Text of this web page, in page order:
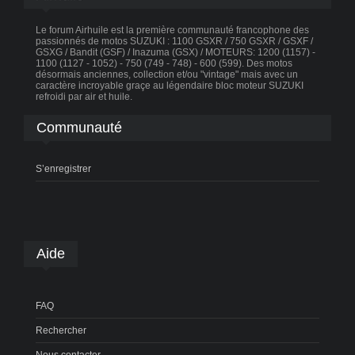
Le forum Airhuile est la première communauté francophone des
passionnés de motos SUZUKI : 1100 GSXR / 750 GSXR / GSXF /
GSXG / Bandit (GSF) / Inazuma (GSX) / MOTEURS: 1200 (1157) -
1100 (1127 - 1052) - 750 (749 - 748) - 600 (599). Des motos
désormais anciennes, collection et/ou "vintage" mais avec un
caractère incroyable graçe au légendaire bloc moteur SUZUKI
refroidi par air et huile.
Communauté
S’enregistrer
Aide
FAQ
Rechercher